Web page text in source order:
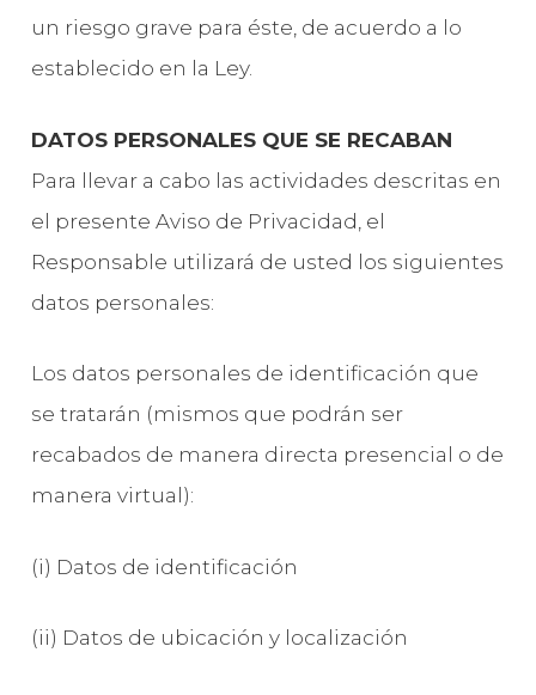
un riesgo grave para éste, de acuerdo a lo
establecido en la Ley.
DATOS PERSONALES QUE SE RECABAN
Para llevar a cabo las actividades descritas en
el presente Aviso de Privacidad, el
Responsable utilizará de usted los siguientes
datos personales:
Los datos personales de identificación que
se tratarán (mismos que podrán ser
recabados de manera directa presencial o de
manera virtual):
(i) Datos de identificación
(ii) Datos de ubicación y localización